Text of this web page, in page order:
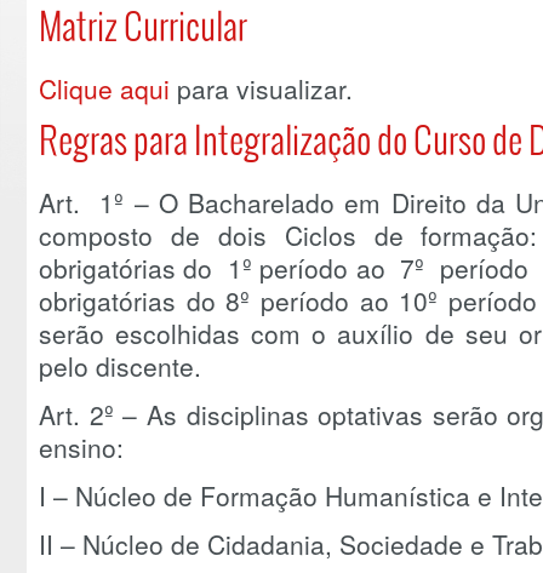
Matriz Curricular
Clique aqui para visualizar.
Regras para Integralização do Curso de
Art. 1º – O Bacharelado em Direito da
composto de dois Ciclos de
obrigatórias do 1º período ao 7º
obrigatórias do 8º período ao 10º
serão escolhidas com o auxílio de seu
pelo discente.
Art. 2º – As disciplinas optativas serão
ensino:
I – Núcleo de Formação Humanística e
II – Núcleo de Cidadania, Sociedade e